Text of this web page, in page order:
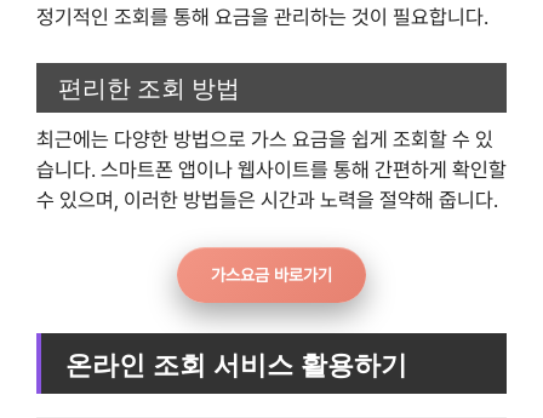
정기적인 조회를 통해 요금을 관리하는 것이 필요합니다.
편리한 조회 방법
최근에는 다양한 방법으로 가스 요금을 쉽게 조회할 수 있
습니다. 스마트폰 앱이나 웹사이트를 통해 간편하게 확인할
수 있으며, 이러한 방법들은 시간과 노력을 절약해 줍니다.
가스요금 바로가기
온라인 조회 서비스 활용하기